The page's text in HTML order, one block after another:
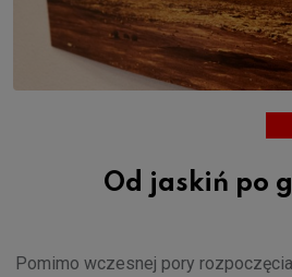
Od jaskiń po
Pomimo wczesnej pory